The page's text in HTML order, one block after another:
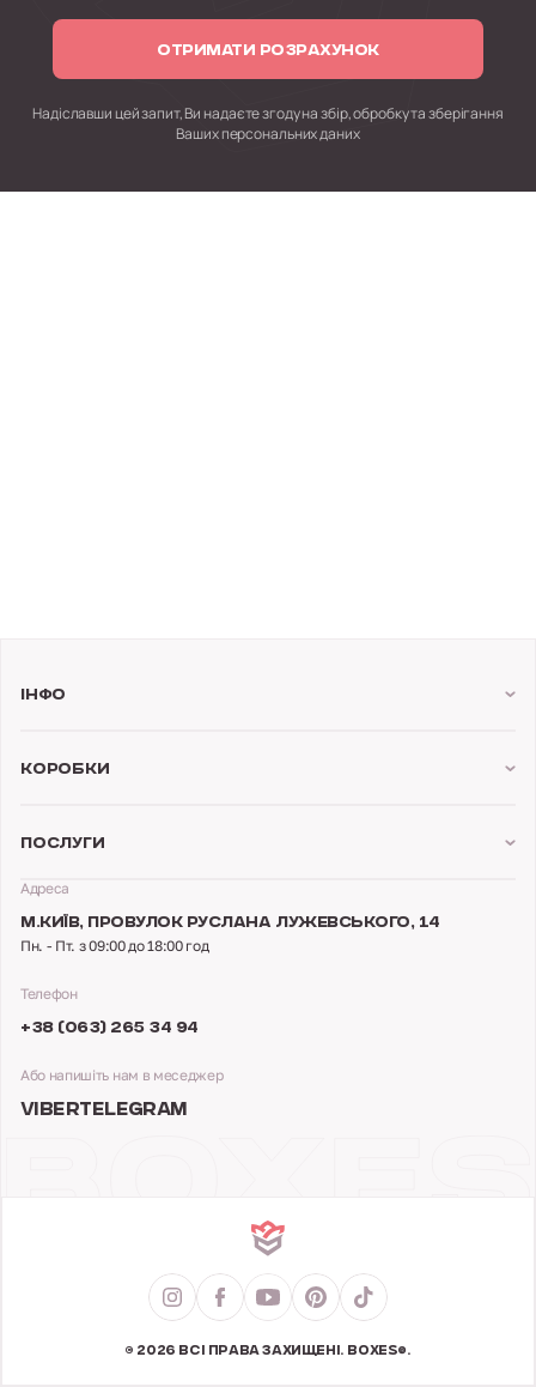
ОТРИМАТИ РОЗРАХУНОК
Надіславши цей запит, Ви надаєте згоду на збір, обробкута зберігання
Ваших персональних даних
Адреса
М.КИЇВ,ПРОВУЛОК РУСЛАНА ЛУЖЕВСЬКОГО, 14
Пн. - Пт. з 09:00 до 18:00 год
Телефон
+38 (063) 265 34 94
Або напишіть нам в меседжер
VIBERTELEGRAM
Інфо
Коробки
Послуги
© 2026 ВСІ ПРАВА ЗАХИЩЕНІ. BOXES®.